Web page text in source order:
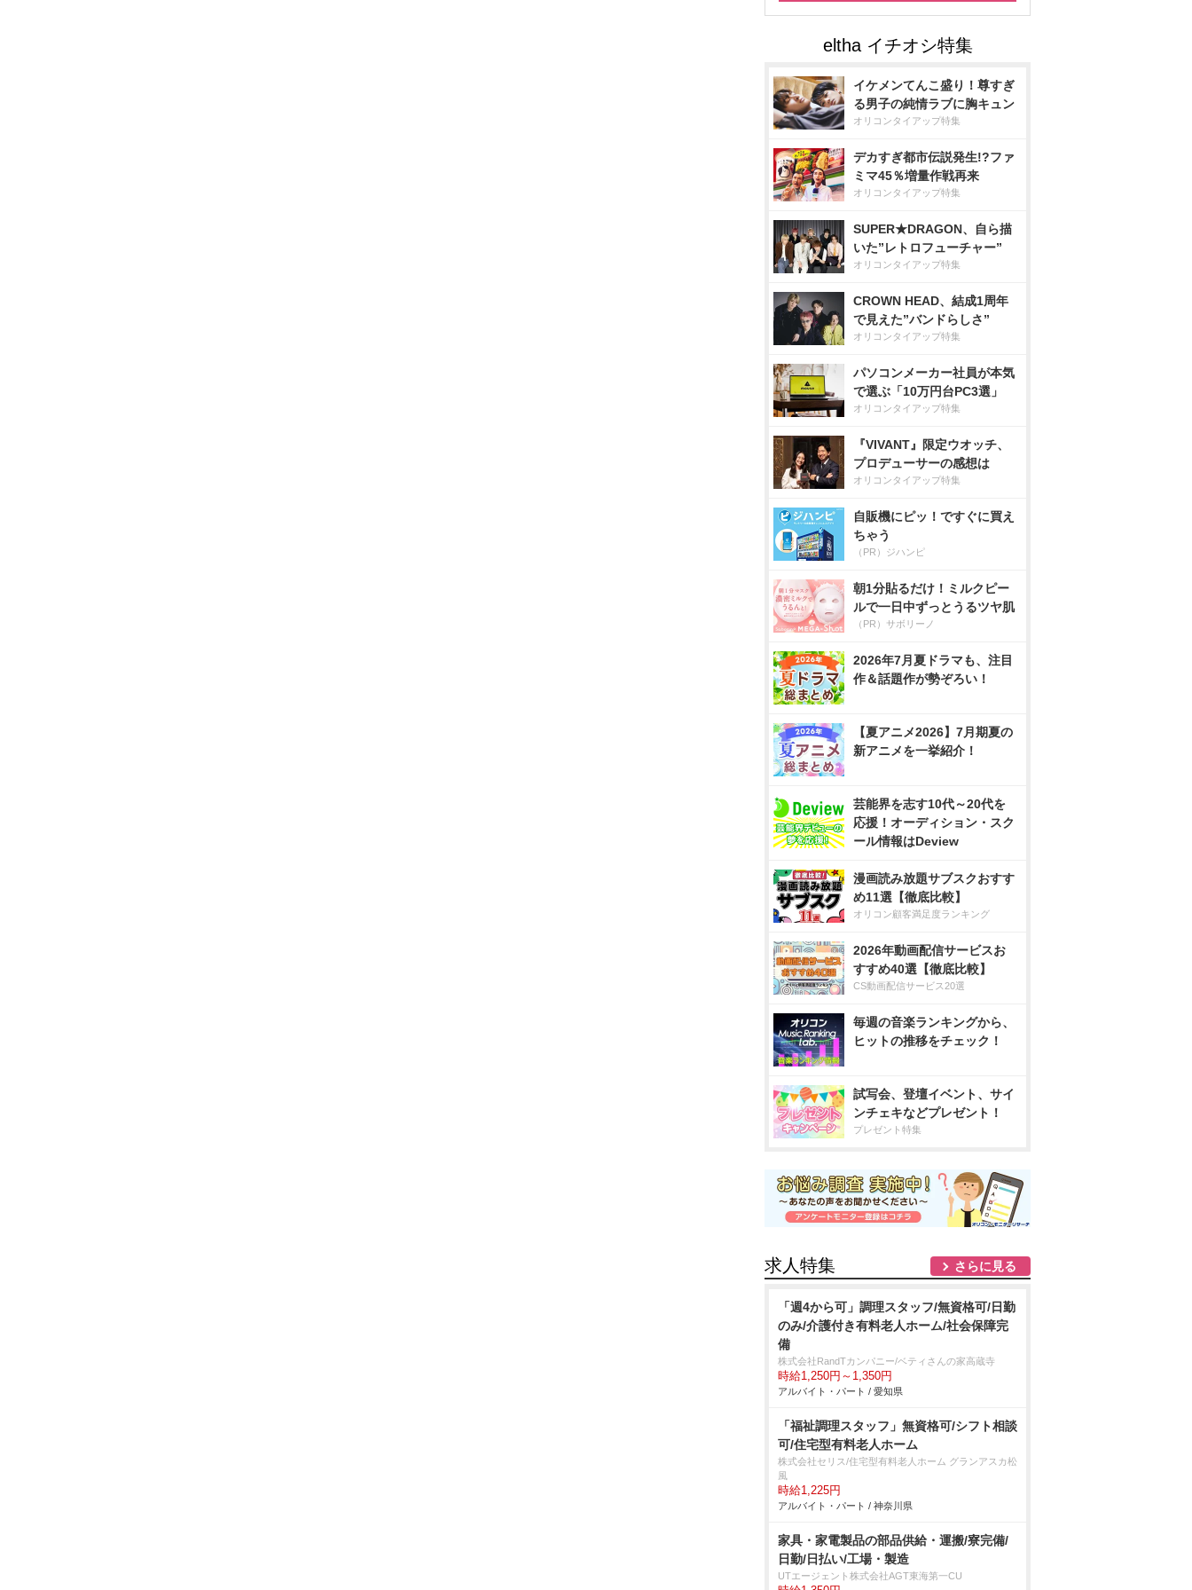
イケメンてんこ盛り！尊すぎ
る男子の純情ラブに胸キュン
オリコンタイアップ特集
デカすぎ都市伝説発生!?ファ
ミマ45％増量作戦再来
オリコンタイアップ特集
SUPER★DRAGON、自ら描
いた”レトロフューチャー”
オリコンタイアップ特集
CROWN HEAD、結成1周年
で見えた”バンドらしさ”
オリコンタイアップ特集
パソコンメーカー社員が本気
で選ぶ「10万円台PC3選」
オリコンタイアップ特集
『VIVANT』限定ウオッチ、
プロデューサーの感想は
オリコンタイアップ特集
自販機にピッ！ですぐに買え
ちゃう
（PR）ジハンピ
朝1分貼るだけ！ミルクピー
ルで一日中ずっとうるツヤ肌
（PR）サボリーノ
2026年7月夏ドラマも、注目
作＆話題作が勢ぞろい！
【夏アニメ2026】7月期夏の
新アニメを一挙紹介！
芸能界を志す10代～20代を
応援！オーディション・スク
ール情報はDeview
漫画読み放題サブスクおすす
め11選【徹底比較】
オリコン顧客満足度ランキング
2026年動画配信サービスお
すすめ40選【徹底比較】
CS動画配信サービス20選
毎週の音楽ランキングから、
ヒットの推移をチェック！
試写会、登壇イベント、サイ
ンチェキなどプレゼント！
プレゼント特集
求人特集 さらに見る
「週4から可」調理スタッフ/無資格可/日勤
のみ/介護付き有料老人ホーム/社会保障完
備
株式会社RandTカンパニー/ベティさんの家高蔵寺
時給1,250円～1,350円
アルバイト・パート / 愛知県
「福祉調理スタッフ」無資格可/シフト相談
可/住宅型有料老人ホーム
株式会社セリス/住宅型有料老人ホーム グランアスカ松
風
時給1,225円
アルバイト・パート / 神奈川県
家具・家電製品の部品供給・運搬/寮完備/
日勤/日払い/工場・製造
UTエージェント株式会社AGT東海第一CU